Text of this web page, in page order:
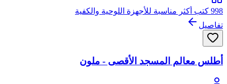
998 كتب أكثر مناسبة للأجهزة اللوحية والكفية
تفاصيل
أطلس معالم المسجد الأقصى - ملون